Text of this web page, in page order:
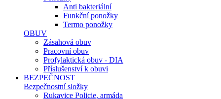
Anti bakteriální
Funkční ponožky
Termo ponožky
OBUV
Zásahová obuv
Pracovní obuv
Profylaktická obuv - DIA
Příslušenství k obuvi
BEZPEČNOST
Bezpečnostní složky
Rukavice Policie, armáda